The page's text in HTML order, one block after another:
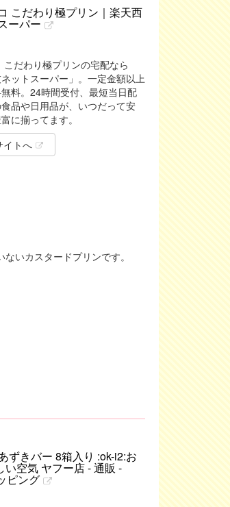
こだわり極プリン｜楽天西
ーパー
こだわり極プリンの宅配なら
ネットスーパー」。一定金額以上
料。24時間受付、最短当日配
品や日用品が、いつだって安
に揃ってます。
イトへ
いカスタードプリンです。
ずきバー 8箱入り :ok-i2:お
い空気 ヤフー店 - 通販 -
ピング